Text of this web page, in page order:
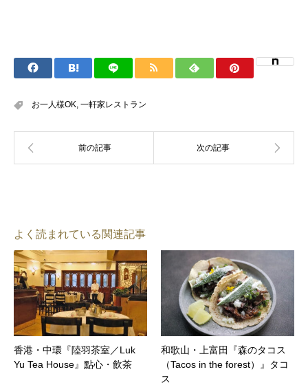
お一人様OK, 一軒家レストラン
よく読まれている関連記事
香港・中環『陸羽茶室／Luk
Yu Tea House』點心・飲茶
和歌山・上富田『森のタコス
（Tacos in the forest）』タコ
ス